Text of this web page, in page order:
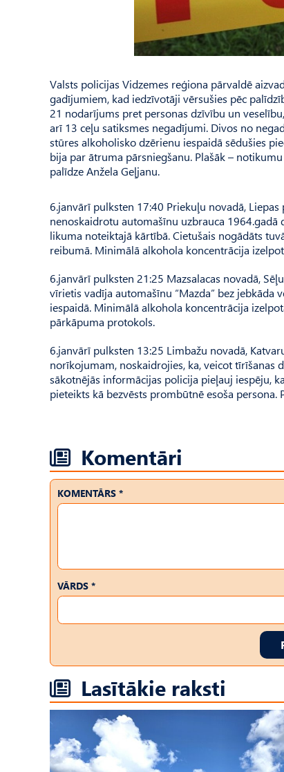
Valsts policijas Vidzemes reģiona pārvaldē
gadījumiem, kad iedzīvotāji vērsušies pēc
21 nodarījums pret personas dzīvību un
arī 13 ceļu satiksmes negadījumi. Divos no
stūres alkoholisko dzērienu iespaidā sēdušies
bija par ātruma pārsniegšanu. Plašāk –
palīdze Anžela Geļjanu.
6.janvārī pulksten 17:40 Priekuļu novadā,
nenoskaidrotu automašīnu uzbrauca
likuma noteiktajā kārtībā. Cietušais nogādāts
reibumā. Minimālā alkohola koncentrācija
6.janvārī pulksten 21:25 Mazsalacas novadā,
vīrietis vadīja automašīnu “Mazda” bez
iespaidā. Minimālā alkohola koncentrācija
pārkāpuma protokols.
6.janvārī pulksten 13:25 Limbažu novadā,
norīkojumam, noskaidrojies, ka, veicot tīrīšanas
sākotnējās informācijas policija pieļauj iespēju,
pieteikts kā bezvēsts prombūtnē esoša
Komentāri
KOMENTĀRS *
VĀRDS *
Lasītākie raksti